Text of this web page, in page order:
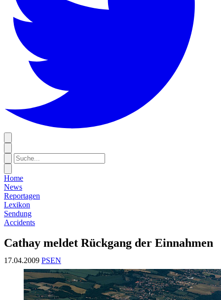
Home
News
Reportagen
Lexikon
Sendung
Accidents
Cathay meldet Rückgang der Einnahmen
17.04.2009 PSEN